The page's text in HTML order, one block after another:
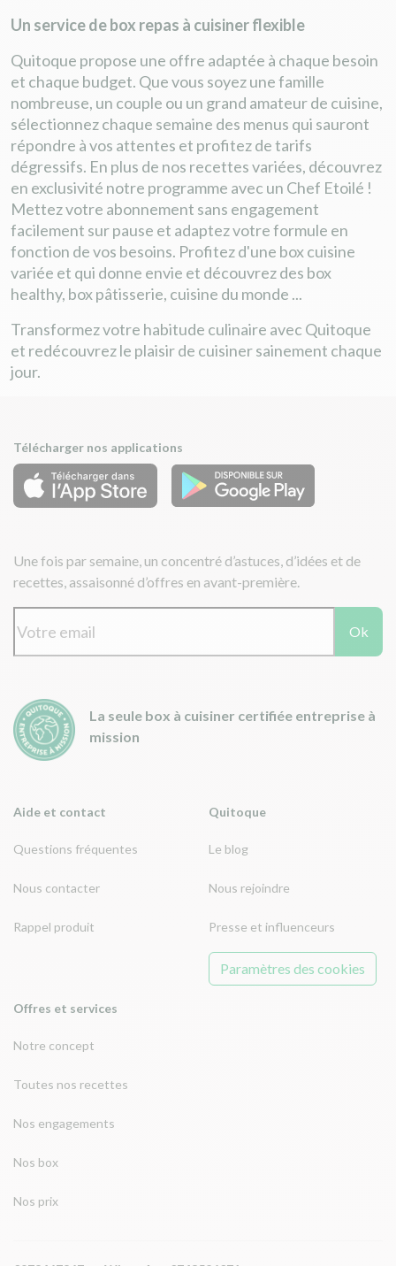
Un service de box repas à cuisiner flexible
Quitoque propose une offre adaptée à chaque besoin
et chaque budget. Que vous soyez une famille
nombreuse, un couple ou un grand amateur de cuisine,
sélectionnez chaque semaine des menus qui sauront
répondre à vos attentes et profitez de tarifs
dégressifs. En plus de nos recettes variées, découvrez
en exclusivité notre programme avec un Chef Etoilé !
Mettez votre abonnement sans engagement
facilement sur pause et adaptez votre formule en
fonction de vos besoins. Profitez d'une box cuisine
variée et qui donne envie et découvrez des box
healthy, box pâtisserie, cuisine du monde ...
Transformez votre habitude culinaire avec Quitoque
et redécouvrez le plaisir de cuisiner sainement chaque
jour.
Aide et contact
Questions fréquentes
Nous contacter
Rappel produit
Offres et services
Notre concept
Toutes nos recettes
Nos engagements
Nos box
Nos prix
Quitoque
Le blog
Nous rejoindre
Presse et influenceurs
Paramètres des cookies
Télécharger nos applications
Une fois par semaine, un concentré d’astuces, d’idées et de
recettes, assaisonné d’offres en avant-première.
Ok
La seule box à cuisiner certifiée entreprise à
mission